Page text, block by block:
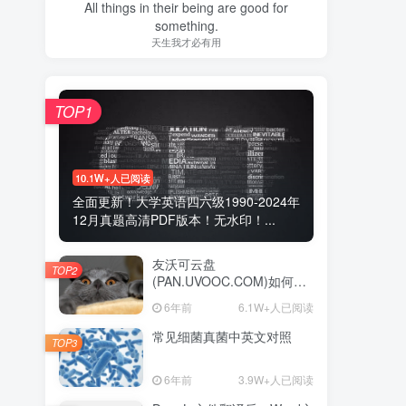
All things in their being are good for
something.
天生我才必有用
10.1W+人已阅读
全面更新！大学英语四六级1990-2024年
12月真题高清PDF版本！无水印！...
TOP1
友沃可云盘
(PAN.UVOOC.COM)如何使
用及更新日志
6年前 6.1W+人已阅读
TOP2
常见细菌真菌中英文对照
6年前 3.9W+人已阅读
TOP3